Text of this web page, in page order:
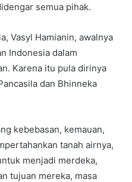
semua pihak.
Vasyl Hamianin, awalnya
Indonesia dalam
Karena itu pula dirinya
dan Bhinneka
kebebasan, kemauan,
tanah airnya,
menjadi merdeka,
tujuan mereka, masa